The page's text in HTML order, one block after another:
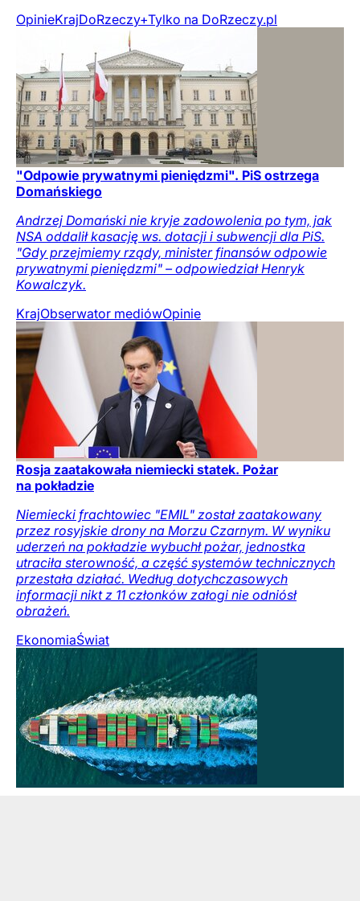
OpinieKrajDoRzeczy+Tylko na DoRzeczy.pl
"Odpowie prywatnymi pieniędzmi". PiS ostrzega
Domańskiego
Andrzej Domański nie kryje zadowolenia po tym, jak
NSA oddalił kasację ws. dotacji i subwencji dla PiS.
"Gdy przejmiemy rządy, minister finansów odpowie
prywatnymi pieniędzmi" – odpowiedział Henryk
Kowalczyk.
KrajObserwator mediówOpinie
Rosja zaatakowała niemiecki statek. Pożar
na pokładzie
Niemiecki frachtowiec "EMIL" został zaatakowany
przez rosyjskie drony na Morzu Czarnym. W wyniku
uderzeń na pokładzie wybuchł pożar, jednostka
utraciła sterowność, a część systemów technicznych
przestała działać. Według dotychczasowych
informacji nikt z 11 członków załogi nie odniósł
obrażeń.
EkonomiaŚwiat